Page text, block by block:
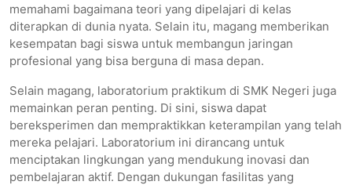
memahami bagaimana teori yang dipelajari di kelas
diterapkan di dunia nyata. Selain itu, magang memberikan
kesempatan bagi siswa untuk membangun jaringan
profesional yang bisa berguna di masa depan.
Selain magang, laboratorium praktikum di SMK Negeri juga
memainkan peran penting. Di sini, siswa dapat
bereksperimen dan mempraktikkan keterampilan yang telah
mereka pelajari. Laboratorium ini dirancang untuk
menciptakan lingkungan yang mendukung inovasi dan
pembelajaran aktif. Dengan dukungan fasilitas yang